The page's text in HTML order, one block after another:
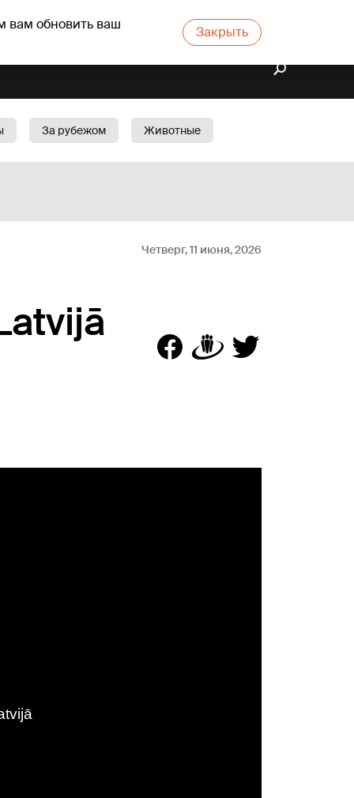
вам обновить ваш
Закрыть
За рубежом
Животные
Четверг, 11 июня, 2026